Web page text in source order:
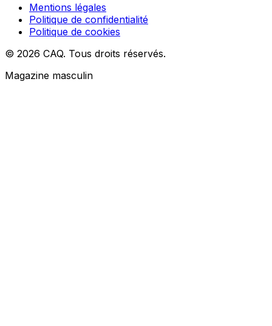
Mentions légales
Politique de confidentialité
Politique de cookies
© 2026 CAQ. Tous droits réservés.
Magazine masculin